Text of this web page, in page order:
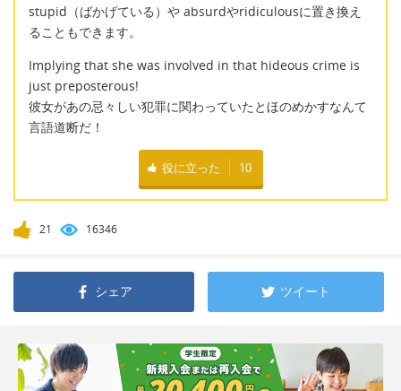
stupid（ばかげている）や absurdやridiculousに置き換え
ることもできます。
Implying that she was involved in that hideous crime is
just preposterous!
彼女があの忌々しい犯罪に関わっていたとほのめかすなんて
言語道断だ！
役に立った 10
21 16346
シェア ツイート